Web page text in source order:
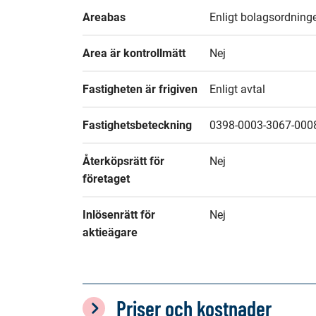
Areabas Enligt
Area är kontrollmätt Nej
Fastigheten är frigiven Enligt avtal
Fastighetsbeteckning 0398-0003-3067-
Återköpsrätt för
företaget
Nej
Inlösenrätt för
aktieägare
Nej
Priser och kostnader